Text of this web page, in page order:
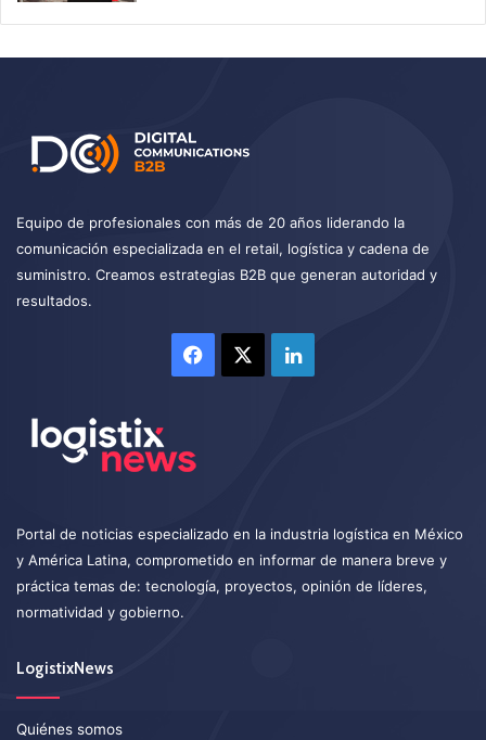
Equipo de profesionales con más de 20 años liderando la
comunicación especializada en el retail, logística y cadena de
suministro. Creamos estrategias B2B que generan autoridad y
resultados.
Facebook LinkedIn
Portal de noticias especializado en la industria logística en México
y América Latina, comprometido en informar de manera breve y
práctica temas de: tecnología, proyectos, opinión de líderes,
normatividad y gobierno.
LogistixNews
Quiénes somos